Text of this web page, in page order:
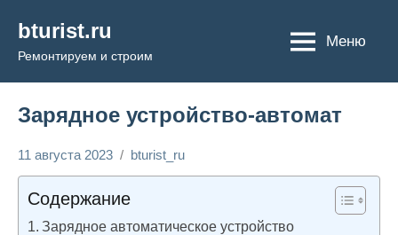
содержимому
bturist.ru
Ремонтируем и строим
Меню
Зарядное устройство-автомат
электрика
11 августа 2023 bturist_ru
комментариев
Содержание
Зарядное автоматическое устройство